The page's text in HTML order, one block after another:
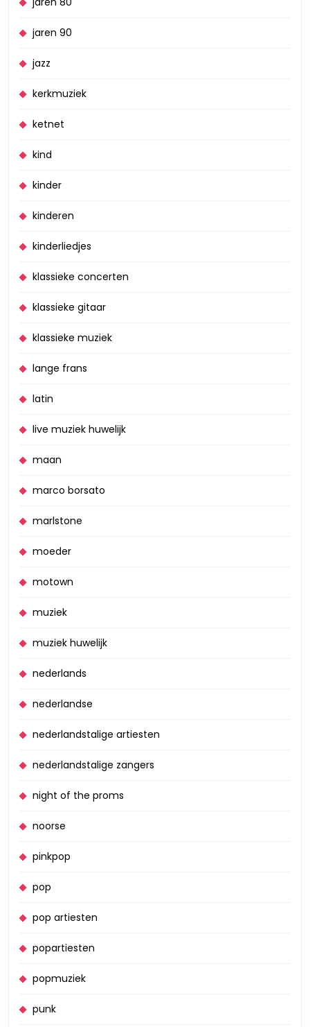
jaren 90
jazz
kerkmuziek
ketnet
kind
kinder
kinderen
kinderliedjes
klassieke concerten
klassieke gitaar
klassieke muziek
lange frans
latin
live muziek huwelijk
maan
marco borsato
marlstone
moeder
motown
muziek
muziek huwelijk
nederlands
nederlandse
nederlandstalige artiesten
nederlandstalige zangers
night of the proms
noorse
pinkpop
pop
pop artiesten
popartiesten
popmuziek
punk